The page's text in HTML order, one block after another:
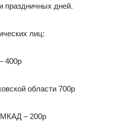
праздничных дней.
лиц:
400р
области 700р
МКАД – 200р